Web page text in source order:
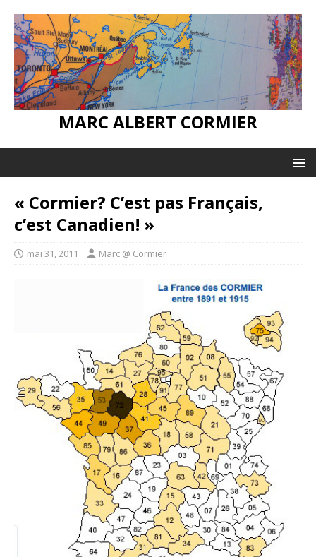
MARC ALBERT CORMIER
« Cormier? C’est pas Français,
c’est Canadien! »
mai 31, 2011 Marc @ Cormier